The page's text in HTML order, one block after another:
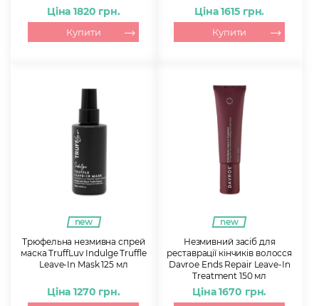
Ціна 1820 грн.
Купити
Ціна 1615 грн.
Купити
new
Трюфельна незмивна спрей
маска TruffLuv Indulge Truffle
Leave-In Mask 125 мл
Ціна 1270 грн.
new
Незмивний засіб для
реставрації кінчиків волосся
Davroe Ends Repair Leave-In
Treatment 150 мл
Ціна 1670 грн.